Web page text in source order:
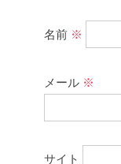
名前 ※
メール ※
サイト